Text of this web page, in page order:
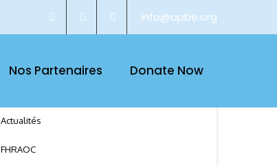
info@apbe.org
Nos Partenaires Donate Now
CATEGORY
Actualités
FHRAOC